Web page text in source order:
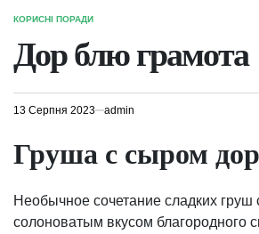
ОПУБЛІКУВАТИ
КОРИСНІ ПОРАДИ
Дор блю грамота
13 Серпня 2023 admin
Груша с сыром
Необычное сочетание сладких груш
солоноватым вкусом